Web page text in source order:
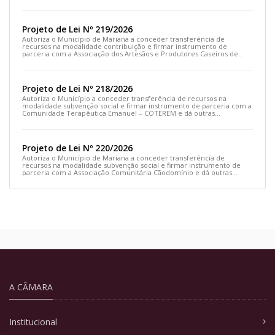
Projeto de Lei Nº 219/2026
Autoriza o Município de Mariana a conceder transferência de
recursos na modalidade contribuição e firmar instrumento de
parceria com a Associação dos Artesãos e Produtores Caseiros de
Projeto de Lei Nº 218/2026
Autoriza o Município a conceder transferência de recursos na
modalidade subvenção social e firmar instrumento de parceria com a
Comunidade Terapêutica Emanuel – COTEREM e dá outras
Projeto de Lei Nº 220/2026
Autoriza o Município de Mariana a conceder transferência de
recursos na modalidade subvenção social e firmar instrumento de
parceria com a Associação Comunitária Cãodomínio e dá outras
A CÂMARA
Institucional